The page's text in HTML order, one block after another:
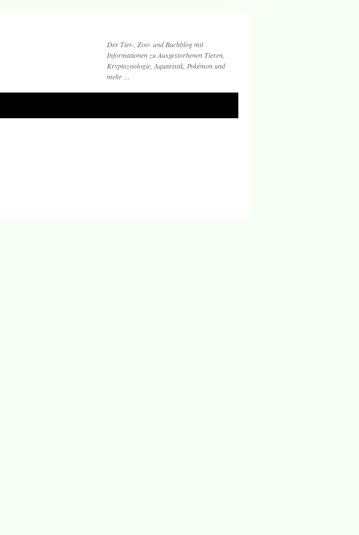
Der Tier-, Zoo- und Buchblog mit
Informationen zu Ausgestorbenen Tieren,
Kryptozoologie, Aquaristik, Pokémon und
mehr …